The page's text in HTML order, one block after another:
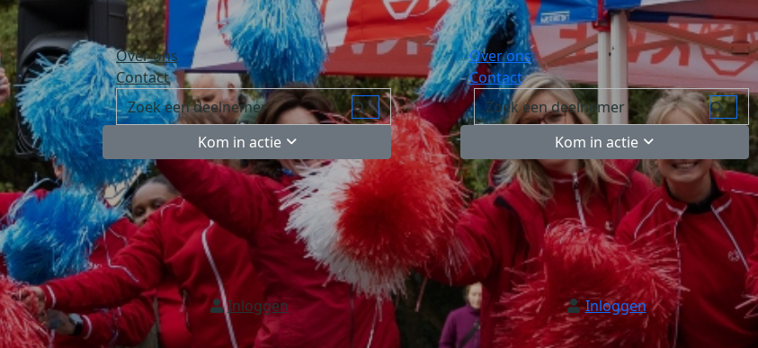
Over ons
Contact
Kom in actie
Inloggen
Over ons
Contact
Kom in actie
Inloggen